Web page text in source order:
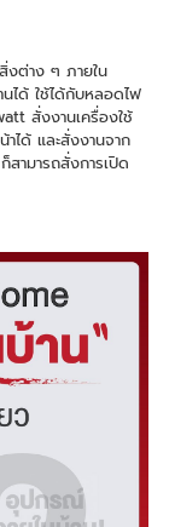
งต่าง ๆ ภายใน
ได้ ใช้ได้กับหลอดไฟ
สั่งงานเครื่องใช้
ได้ และสั่งงานจาก
ามารถสั่งการเปิด